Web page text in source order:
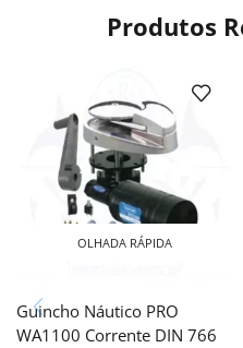
Produtos
OLHADA RÁPIDA
Guincho Náutico PRO
WA1100 Corrente DIN 766